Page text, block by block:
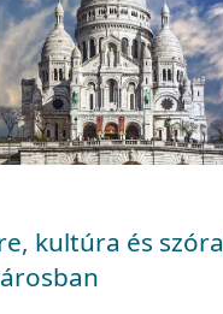
kultúra és